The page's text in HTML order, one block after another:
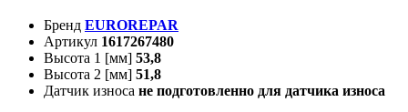
Бренд EUROREPAR
Артикул 1617267480
Высота 1 [мм] 53,8
Высота 2 [мм] 51,8
Датчик износа не подготовленно для датчика износа